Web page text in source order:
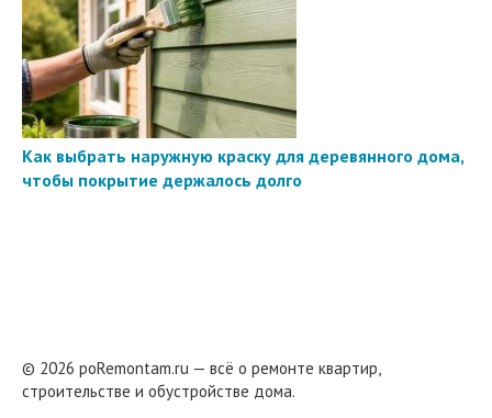
Как выбрать наружную краску для деревянного дома,
чтобы покрытие держалось долго
© 2026 poRemontam.ru — всё о ремонте квартир,
строительстве и обустройстве дома.